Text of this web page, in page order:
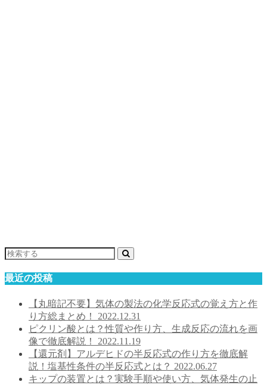
最近の投稿
【丸暗記不要】気体の製法の化学反応式の覚え方と作
り方総まとめ！ 2022.12.31
ピクリン酸とは？性質や作り方、生成反応の流れを画
像で徹底解説！ 2022.11.19
【還元剤】アルデヒドの半反応式の作り方を徹底解
説！塩基性条件の半反応式とは？ 2022.06.27
キップの装置とは？実験手順や使い方、気体発生の止